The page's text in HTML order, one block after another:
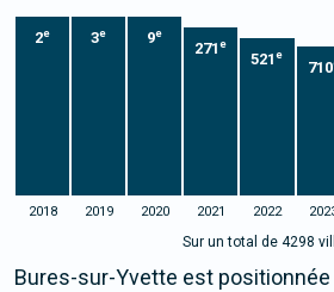
2e 3e 9e
271e
521e
710
2018 2019 2020 2021 2022
Sur un total de 4298
Bures-sur-Yvette est positionnée